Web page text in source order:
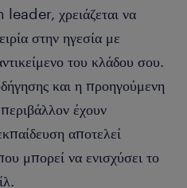
της ομάδας: o ρόλος σου
Ενισχύεις το ομαδικό
προσπάθεια και ενθαρρύνεις
μέσω
, επιβράβευσης
έμπρακτη στήριξη, δημιουργείς
που οδηγεί σε υψηλή
ομάδα.
συνέδρια, όπου η φυσική
πορεία, καθώς σου
και επικοινωνιακές
να περάσεις από τη διαχείριση
στόχων και έργων σε
leader, χρειάζεται να
στην ηγεσία με
του κλάδου σου.
και η προηγούμενη
έχουν
αποτελεί
μπορεί να ενισχύσει το